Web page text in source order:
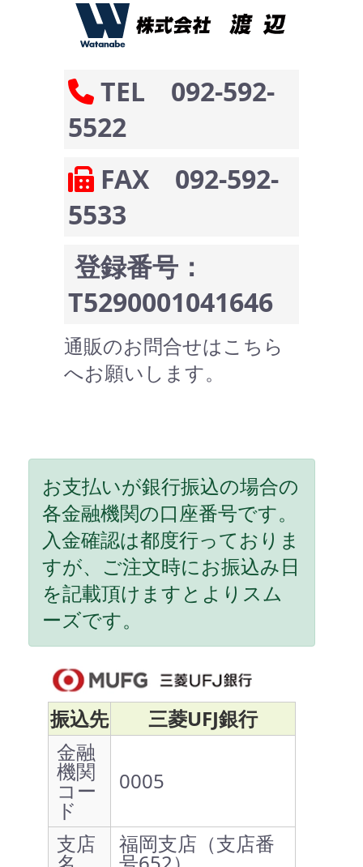
TEL 092-592-
5522
FAX 092-592-
5533
登録番号：
T5290001041646
通販のお問合せはこちら
へお願いします。
お支払いが銀行振込の場合の
各金融機関の口座番号です。
入金確認は都度行っておりま
すが、ご注文時にお振込み日
を記載頂けますとよりスム
ーズです。
振込先
三菱UFJ銀行
金融
機関
コー
ド
0005
支店 福岡支店（支店番